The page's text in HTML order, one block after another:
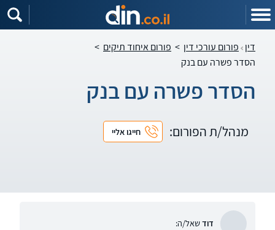
דין פורום עורכי דין > פורום איחוד תיקים >
הסדר פשרה עם בנק
הסדר פשרה עם בנק
מנהל/ת הפורום: חייגו אליי
דודשאל/ה: